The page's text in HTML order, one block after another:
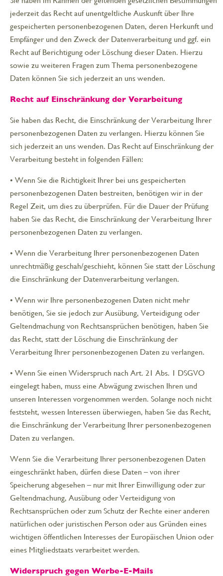
jederzeit das Recht auf unentgeltliche Auskunft über Ihre
gespeicherten personenbezogenen Daten, deren Herkunft und
Empfänger und den Zweck der Datenverarbeitung und ggf. ein
Recht auf Berichtigung oder Löschung dieser Daten. Hierzu
sowie zu weiteren Fragen zum Thema personenbezogene
Daten können Sie sich jederzeit an uns wenden.
Recht auf Einschränkung der Verarbeitung
Sie haben das Recht, die Einschränkung der Verarbeitung Ihrer
personenbezogenen Daten zu verlangen. Hierzu können Sie
sich jederzeit an uns wenden. Das Recht auf Einschränkung der
Verarbeitung besteht in folgenden Fällen:
• Wenn Sie die Richtigkeit Ihrer bei uns gespeicherten
personenbezogenen Daten bestreiten, benötigen wir in der
Regel Zeit, um dies zu überprüfen. Für die Dauer der Prüfung
haben Sie das Recht, die Einschränkung der Verarbeitung Ihrer
personenbezogenen Daten zu verlangen.
• Wenn die Verarbeitung Ihrer personenbezogenen Daten
unrechtmäßig geschah/geschieht, können Sie statt der Löschung
die Einschränkung der Datenverarbeitung verlangen.
• Wenn wir Ihre personenbezogenen Daten nicht mehr
benötigen, Sie sie jedoch zur Ausübung, Verteidigung oder
Geltendmachung von Rechtsansprüchen benötigen, haben Sie
das Recht, statt der Löschung die Einschränkung der
Verarbeitung Ihrer personenbezogenen Daten zu verlangen.
• Wenn Sie einen Widerspruch nach Art. 21 Abs. 1 DSGVO
eingelegt haben, muss eine Abwägung zwischen Ihren und
unseren Interessen vorgenommen werden. Solange noch nicht
feststeht, wessen Interessen überwiegen, haben Sie das Recht,
die Einschränkung der Verarbeitung Ihrer personenbezogenen
Daten zu verlangen.
Wenn Sie die Verarbeitung Ihrer personenbezogenen Daten
eingeschränkt haben, dürfen diese Daten – von ihrer
Speicherung abgesehen – nur mit Ihrer Einwilligung oder zur
Geltendmachung, Ausübung oder Verteidigung von
Rechtsansprüchen oder zum Schutz der Rechte einer anderen
natürlichen oder juristischen Person oder aus Gründen eines
wichtigen öffentlichen Interesses der Europäischen Union oder
eines Mitgliedstaats verarbeitet werden.
Widerspruch gegen Werbe-E-Mails